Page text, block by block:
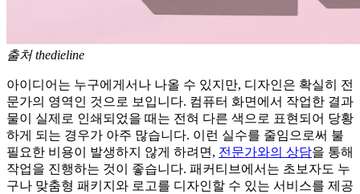
출처 thedieline
아이디어는 누구에게서나 나올 수 있지만, 디자인은 확실히 전
문가의 영역인 것으로 보입니다. 컴퓨터 화면에서 작업한 결과
물이 실제로 인쇄되었을 때는 전혀 다른 색으로 표현되어 당황
하게 되는 경우가 아주 많습니다. 이런 실수를 줄임으로써 불
필요한 비용이 발생하지 않게 하려면, 전문가와의 상담을 통해
작업을 진행하는 것이 좋습니다. 패커티브에서는 초보자도 누
구나 맞춤형 패키지와 로고를 디자인할 수 있는 서비스를 제공